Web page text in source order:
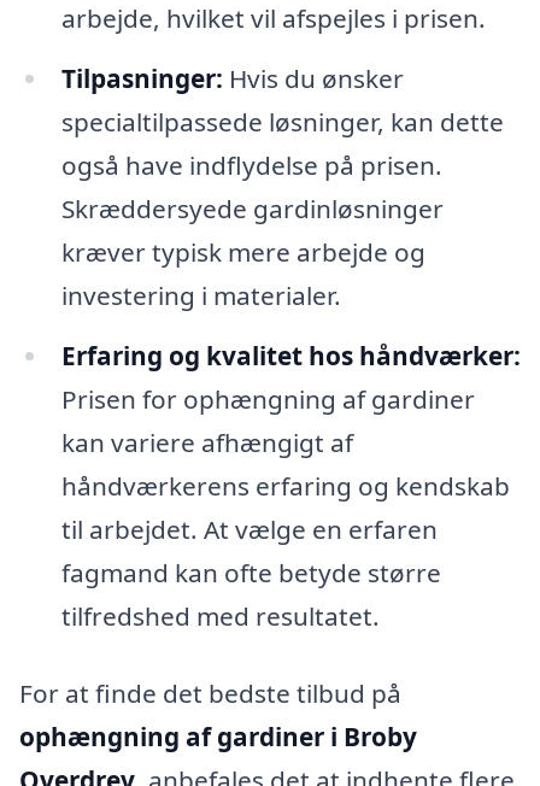
arbejde, hvilket vil afspejles i prisen.
Tilpasninger: Hvis du ønsker
specialtilpassede løsninger, kan dette
også have indflydelse på prisen.
Skræddersyede gardinløsninger
kræver typisk mere arbejde og
investering i materialer.
Erfaring og kvalitet hos håndværker:
Prisen for ophængning af gardiner
kan variere afhængigt af
håndværkerens erfaring og kendskab
til arbejdet. At vælge en erfaren
fagmand kan ofte betyde større
tilfredshed med resultatet.
For at finde det bedste tilbud på
ophængning af gardiner i Broby